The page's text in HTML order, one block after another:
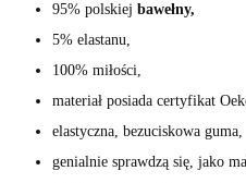
95% polskiej bawełny,
5% elastanu,
100% miłości,
materiał posiada certyfikat
elastyczna, bezuciskowa guma,
genialnie sprawdzą się, jako